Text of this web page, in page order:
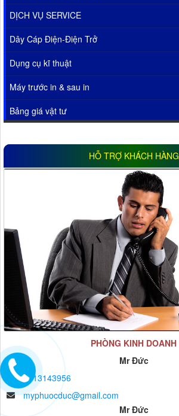
DỊCH VỤ SERVICE
Dây Cáp Điện-Điện Trở
Dụng cụ kĩ thuật
Máy trước in & sau in
Bảng giá vật tư
HỖ TRỢ KHÁCH HÀNG
PHÒNG KINH DOANH
Mr Đức
0913143956
myphuocduc@gmail.com
Mr Đức